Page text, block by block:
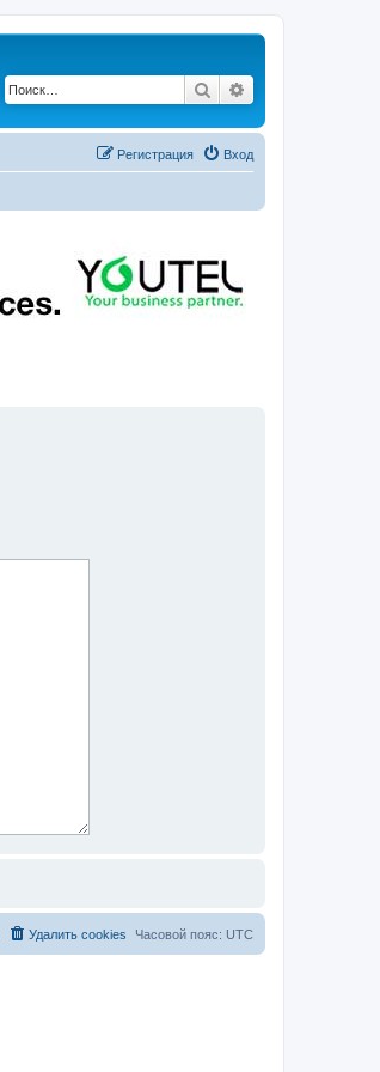
Поиск
Вход
Регистрация
Часовой пояс: UTC
Удалить cookies